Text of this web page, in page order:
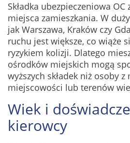
Składka ubezpieczeniowa
miejsca zamieszkania. W
jak Warszawa, Kraków czy
ruchu jest większe, co wiąże
ryzykiem kolizji. Dlatego
ośrodków miejskich mogą
wyższych składek niż osoby z
miejscowości lub terenów
Wiek i
kierowcy